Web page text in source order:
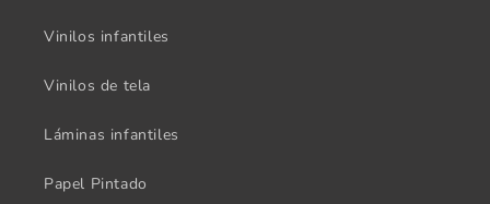
Vinilos infantiles
Vinilos de tela
Láminas infantiles
Papel Pintado